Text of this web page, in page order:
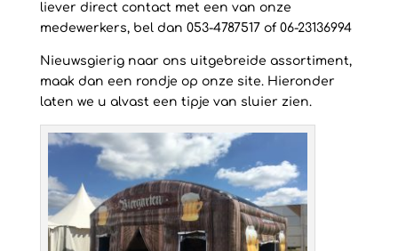
liever direct contact met een van onze
medewerkers, bel dan 053-4787517 of 06-23136994
Nieuwsgierig naar ons uitgebreide assortiment,
maak dan een rondje op onze site. Hieronder
laten we u alvast een tipje van sluier zien.